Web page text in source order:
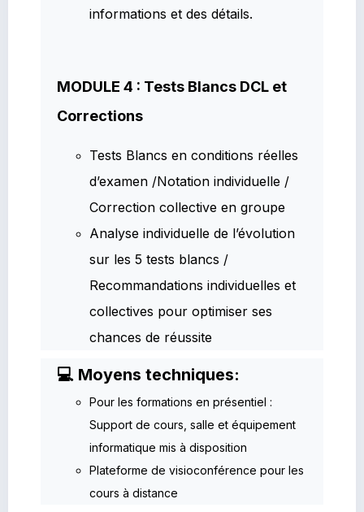
informations et des détails.
MODULE 4 : Tests Blancs DCL et
Corrections
Tests Blancs en conditions réelles
d’examen /Notation individuelle /
Correction collective en groupe
Analyse individuelle de l’évolution
sur les 5 tests blancs /
Recommandations individuelles et
collectives pour optimiser ses
chances de réussite
💻 Moyens techniques:
Pour les formations en présentiel :
Support de cours, salle et équipement
informatique mis à disposition
Plateforme de visioconférence pour les
cours à distance